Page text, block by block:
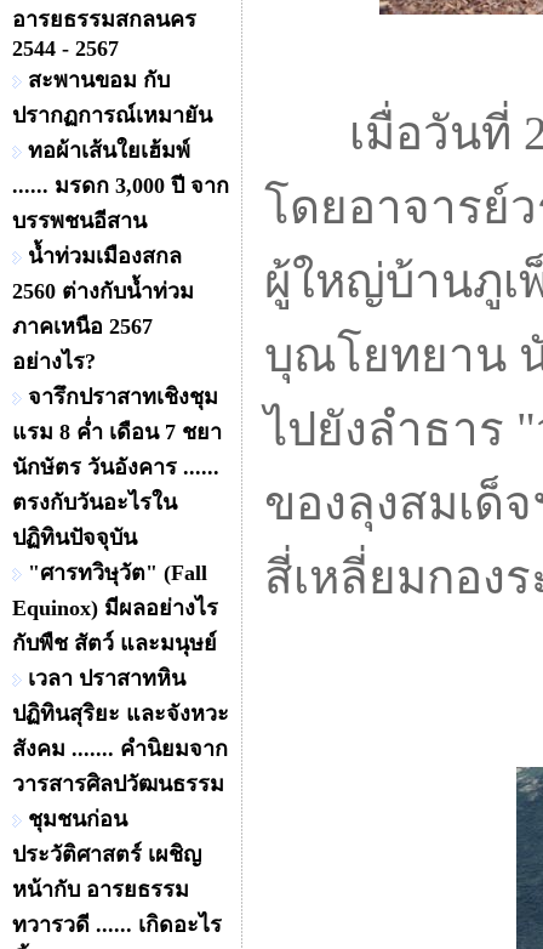
อารยธรรมสกลนคร
2544 - 2567
สะพานขอม กับ
ปรากฏการณ์เหมายัน
ทอผ้าเส้นใยเฮ้มพ์
...... มรดก 3,000 ปี จาก
บรรพชนอีสาน
น้ำท่วมเมืองสกล
2560 ต่างกับน้ำท่วม
ภาคเหนือ 2567
อย่างไร?
จารึกปราสาทเชิงชุม
แรม 8 ค่ำ เดือน 7 ชยา
นักษัตร วันอังคาร ......
ตรงกับวันอะไรใน
ปฏิทินปัจจุบัน
"ศารทวิษุวัต" (Fall
Equinox) มีผลอย่างไร
กับพืช สัตว์ และมนุษย์
เวลา ปราสาทหิน
ปฏิทินสุริยะ และจังหวะ
สังคม ....... คำนิยมจาก
วารสารศิลปวัฒนธรรม
ชุมชนก่อน
ประวัติศาสตร์ เผชิญ
หน้ากับ อารยธรรม
ทวารวดี ...... เกิดอะไร
เมื่อวันที่
โดยอาจารย์
ผู้ใหญ่บ้านภูเ
บุณโยทยาน
ไปยังลำธาร
ของลุงสมเด็
สี่เหลี่ยมกอง